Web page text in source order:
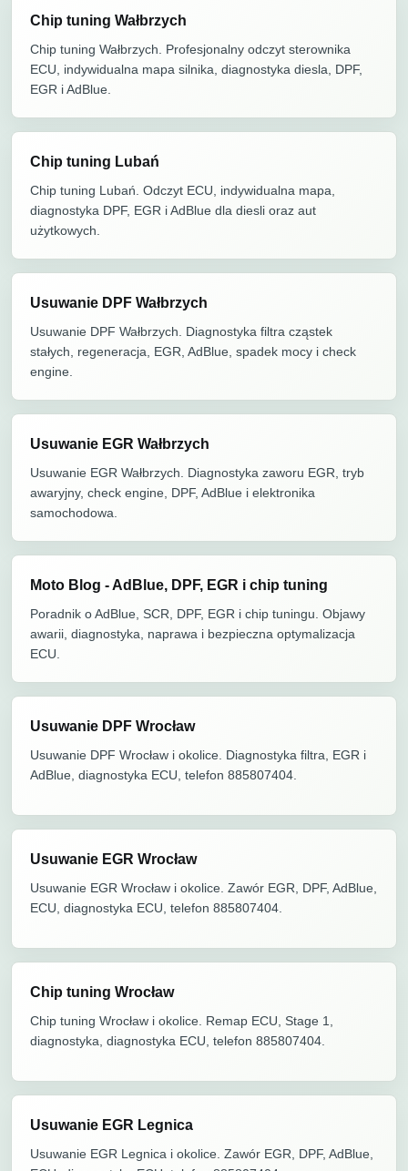
Chip tuning Wałbrzych
Chip tuning Wałbrzych. Profesjonalny odczyt sterownika
ECU, indywidualna mapa silnika, diagnostyka diesla, DPF,
EGR i AdBlue.
Chip tuning Lubań
Chip tuning Lubań. Odczyt ECU, indywidualna mapa,
diagnostyka DPF, EGR i AdBlue dla diesli oraz aut
użytkowych.
Usuwanie DPF Wałbrzych
Usuwanie DPF Wałbrzych. Diagnostyka filtra cząstek
stałych, regeneracja, EGR, AdBlue, spadek mocy i check
engine.
Usuwanie EGR Wałbrzych
Usuwanie EGR Wałbrzych. Diagnostyka zaworu EGR, tryb
awaryjny, check engine, DPF, AdBlue i elektronika
samochodowa.
Moto Blog - AdBlue, DPF, EGR i chip tuning
Poradnik o AdBlue, SCR, DPF, EGR i chip tuningu. Objawy
awarii, diagnostyka, naprawa i bezpieczna optymalizacja
ECU.
Usuwanie DPF Wrocław
Usuwanie DPF Wrocław i okolice. Diagnostyka filtra, EGR i
AdBlue, diagnostyka ECU, telefon 885807404.
Usuwanie EGR Wrocław
Usuwanie EGR Wrocław i okolice. Zawór EGR, DPF, AdBlue,
ECU, diagnostyka ECU, telefon 885807404.
Chip tuning Wrocław
Chip tuning Wrocław i okolice. Remap ECU, Stage 1,
diagnostyka, diagnostyka ECU, telefon 885807404.
Usuwanie EGR Legnica
Usuwanie EGR Legnica i okolice. Zawór EGR, DPF, AdBlue,